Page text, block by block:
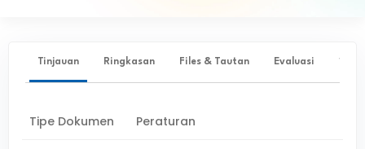
Tinjauan Ringkasan Files & Tautan Evaluasi ✨
Tipe Dokumen Peraturan